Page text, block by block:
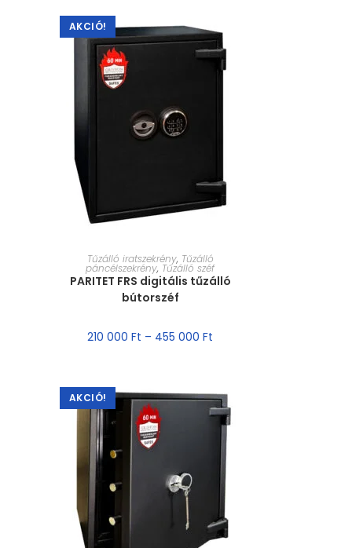
AKCIÓ!
MÉRET VÁLASZTÁSA
Tűzálló iratszekrény, Tűzálló
páncélszekrény, Tűzálló széf
PARITET FRS digitális tűzálló
bútorszéf
210 000Ft – 455 000Ft
AKCIÓ!